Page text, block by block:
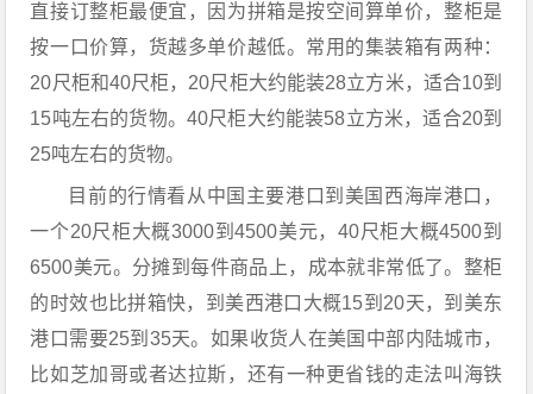
直接订整柜最便宜，因为拼箱是按空间算单价，整柜是
按一口价算，货越多单价越低。常用的集装箱有两种：
20尺柜和40尺柜，20尺柜大约能装28立方米，适合10到
15吨左右的货物。40尺柜大约能装58立方米，适合20到
25吨左右的货物。
目前的行情看从中国主要港口到美国西海岸港口，
一个20尺柜大概3000到4500美元，40尺柜大概4500到
6500美元。分摊到每件商品上，成本就非常低了。整柜
的时效也比拼箱快，到美西港口大概15到20天，到美东
港口需要25到35天。如果收货人在美国中部内陆城市，
比如芝加哥或者达拉斯，还有一种更省钱的走法叫海铁